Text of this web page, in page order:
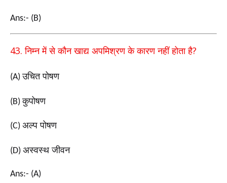
Ans:- (B)
43.निम्न में से कौन खाद्य अपमिश्रण के कारण नहीं होता है?
(A)उचित पोषण
(B)कुपोषण
(C) अल्प पोषण
(D) अस्वस्थ जीवन
Ans:- (A)